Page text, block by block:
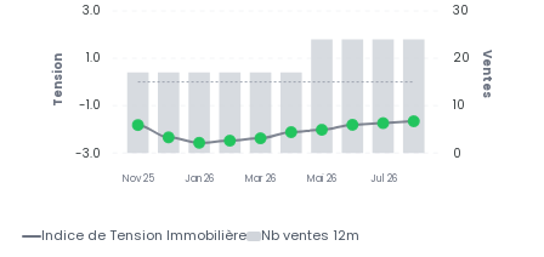
Nov 25 Jan 26 Mar 26 Mai 26 Jul 26
30
20
10
0
Ventes
3.0
1.0
-1.0
-3.0
Tension
Indice de Tension Immobilière Nb ventes 12m